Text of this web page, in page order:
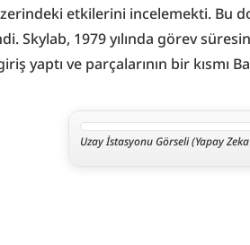
etkilerini incelemekti. Bu
Skylab, 1979 yılında görev
yaptı ve parçalarının bir kısmı
Uzay İstasyonu Görseli (Yapay